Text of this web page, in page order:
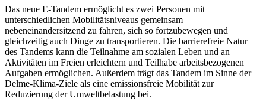
Das neue E-Tandem ermöglicht es zwei Personen mit
unterschiedlichen Mobilitätsniveaus gemeinsam
nebeneinandersitzend zu fahren, sich so fortzubewegen und
gleichzeitig auch Dinge zu transportieren. Die barrierefreie Natur
des Tandems kann die Teilnahme am sozialen Leben und an
Aktivitäten im Freien erleichtern und Teilhabe arbeitsbezogenen
Aufgaben ermöglichen. Außerdem trägt das Tandem im Sinne der
Delme-Klima-Ziele als eine emissionsfreie Mobilität zur
Reduzierung der Umweltbelastung bei.